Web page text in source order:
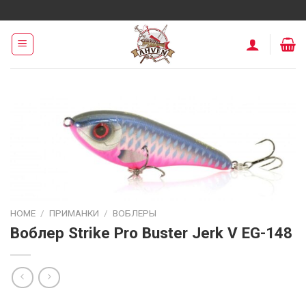
content
HOME / ПРИМАНКИ / ВОБЛЕРЫ
Воблер Strike Pro Buster Jerk V EG-148